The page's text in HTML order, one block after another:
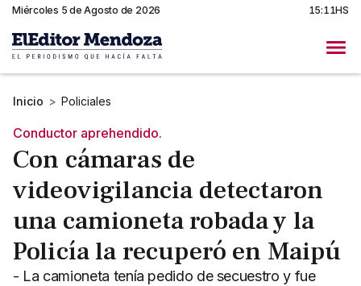
Miércoles 5 de Agosto de 2026 15:11HS
Inicio > Policiales
Conductor aprehendido.
Con cámaras de
videovigilancia detectaron
una camioneta robada y la
Policía la recuperó en Maipú
- La camioneta tenía pedido de secuestro y fue